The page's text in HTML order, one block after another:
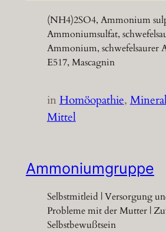
(NH4)2SO4, Ammonium
Ammoniumsulfat,
Ammonium, schwefelsaurer
E517, Mascagnin
inHomöopathie,
Mittel
Ammoniumgruppe
Selbstmitleid | Versorgung
Probleme mit der Mutter |
Selbstbewußtsein